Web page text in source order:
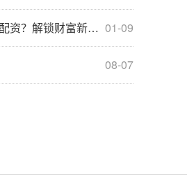
01-09
？解锁财富新高度
08-07